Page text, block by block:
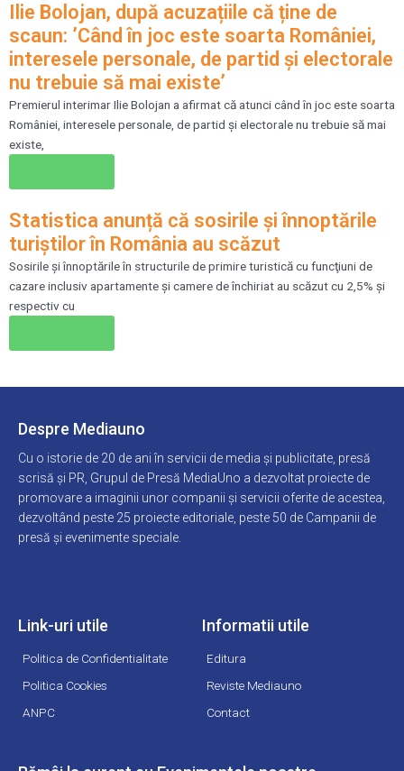
Ilie Bolojan, după acuzațiile că ține de
scaun: ’Când în joc este soarta României,
interesele personale, de partid şi electorale
nu trebuie să mai existe’
Premierul interimar Ilie Bolojan a afirmat că atunci când în joc este soarta
României, interesele personale, de partid şi electorale nu trebuie să mai
existe,
Statistica anunță că sosirile şi înnoptările
turiştilor în România au scăzut
Sosirile şi înnoptările în structurile de primire turistică cu funcţiuni de
cazare inclusiv apartamente şi camere de închiriat au scăzut cu 2,5% şi
respectiv cu
Despre Mediauno
Cu o istorie de 20 de ani în servicii de media și publicitate, presă
scrisă și PR, Grupul de Presă MediaUno a dezvoltat proiecte de
promovare a imaginii unor companii și servicii oferite de acestea,
dezvoltând peste 25 proiecte editoriale, peste 50 de Campanii de
presă și evenimente speciale.
Link-uri utile
Politica de Confidentialitate
Politica Cookies
ANPC
Informatii utile
Editura
Reviste Mediauno
Contact